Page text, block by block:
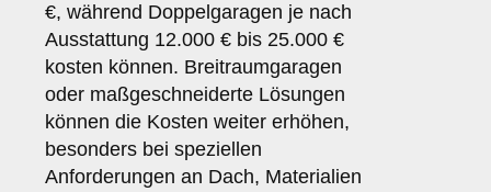
€, während Doppelgaragen je nach
Ausstattung 12.000 € bis 25.000 €
kosten können. Breitraumgaragen
oder maßgeschneiderte Lösungen
können die Kosten weiter erhöhen,
besonders bei speziellen
Anforderungen an Dach, Materialien